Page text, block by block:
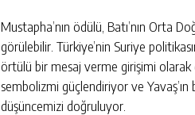
Mustapha’nın ödülü, Batı’nın Orta
görülebilir. Türkiye’nin Suriye
örtülü bir mesaj verme girişimi olarak
sembolizmi güçlendiriyor ve
düşüncemizi doğruluyor.